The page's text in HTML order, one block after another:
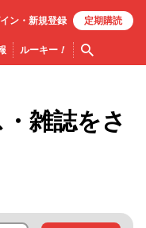
ルーキー！ 検索
ン・ 新規登録 定期購読
雑誌をさ